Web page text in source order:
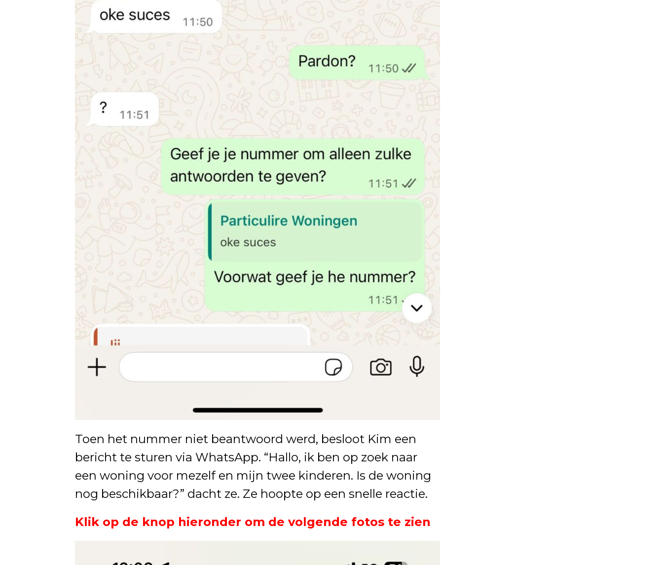
Toen het nummer niet beantwoord werd, besloot Kim een
bericht te sturen via WhatsApp. “Hallo, ik ben op zoek naar
een woning voor mezelf en mijn twee kinderen. Is de woning
nog beschikbaar?” dacht ze. Ze hoopte op een snelle reactie.
Klik op de knop hieronder om de volgende fotos te zien